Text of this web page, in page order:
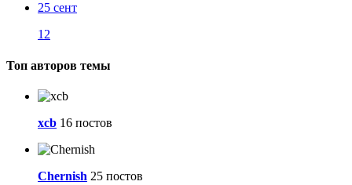
25 сент
12
Топ авторов темы
xcb 16 постов
Chernish 25 постов